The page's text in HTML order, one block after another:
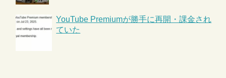
YouTube Premiumが勝手に再開・課金され
ていた